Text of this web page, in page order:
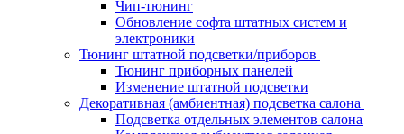
Чип-тюнинг
Обновление софта штатных систем и
электроники
Тюнинг штатной подсветки/приборов
Тюнинг приборных панелей
Изменение штатной подсветки
Декоративная (амбиентная) подсветка салона
Подсветка отдельных элементов салона